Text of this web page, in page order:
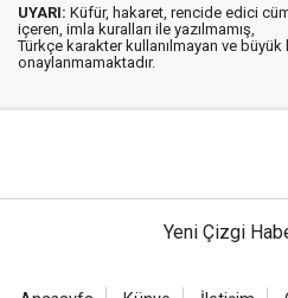
UYARI: Küfür, hakaret, rencide edici
içeren, imla kuralları ile yazılmamış,
Türkçe karakter kullanılmayan ve büyük
onaylanmamaktadır.
Yeni Çizgi